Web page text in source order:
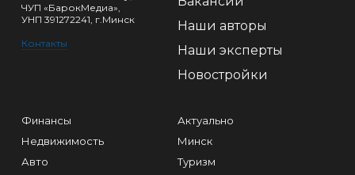
ЧУП «БарокМедиа»,
УНП 391272241, г.Минск
Контакты
Наши авторы
Наши эксперты
Новостройки
Финансы
Недвижимость
Авто
Актуально
Минск
Туризм